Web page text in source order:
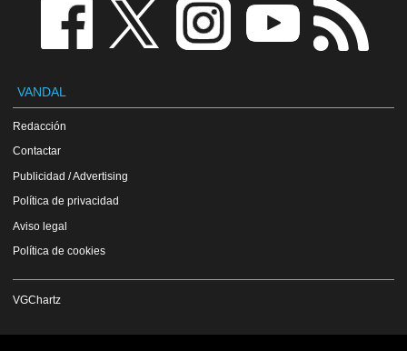
VANDAL
Redacción
Contactar
Publicidad / Advertising
Política de privacidad
Aviso legal
Política de cookies
VGChartz